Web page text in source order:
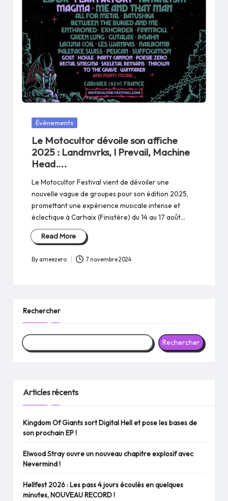
Posted
Événements
Le Motocultor dévoile son affiche
2025 : Landmvrks, I Prevail, Machine
Head….
Le Motocultor Festival vient de dévoiler une
nouvelle vague de groupes pour son édition 2025,
promettant une expérience musicale intense et
éclectique à Carhaix (Finistère) du 14 au 17 août…
Read More
Posted
By ameezero 7 novembre 2024
Rechercher
Rechercher
Articles récents
Kingdom Of Giants sort Digital Hell et pose les bases de
son prochain EP !
Elwood Stray ouvre un nouveau chapitre explosif avec
Nevermind !
Hellfest 2026 : Les pass 4 jours écoulés en quelques
minutes, NOUVEAU RECORD !